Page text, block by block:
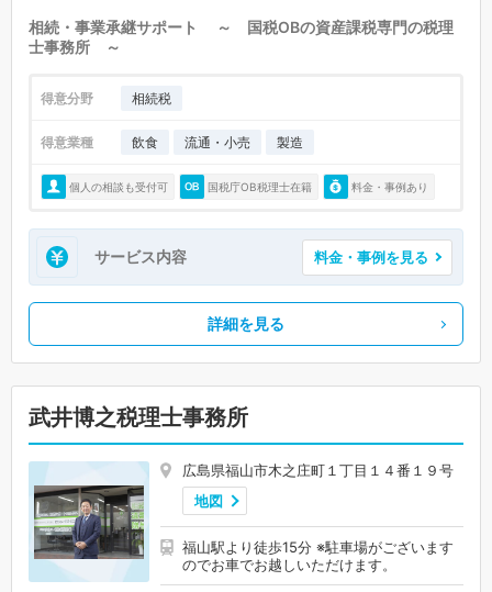
相続・事業承継サポート ～ 国税OBの資産課税専門の税理
士事務所 ～
得意分野 相続税
得意業種 飲食 流通・小売 製造
個人の相談も受付可 国税庁OB税理士在籍 料金・事例あり
サービス内容 料金・事例を見る
詳細を見る
武井博之税理士事務所
広島県福山市木之庄町１丁目１４番１９号
地図
福山駅より徒歩15分 ※駐車場がございます
のでお車でお越しいただけます。